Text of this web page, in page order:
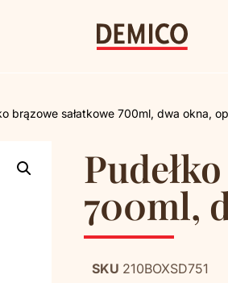
brązowe sałatkowe 700ml, dwa okna,
700ml,
SKU 210BOXSD751